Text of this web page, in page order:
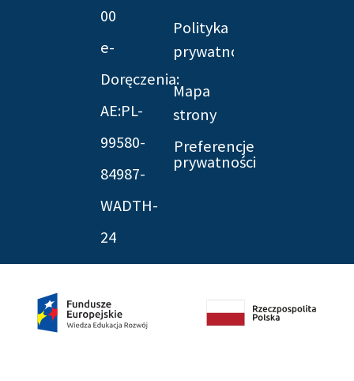
00
e-
Doręczenia:
AE:PL-
99580-
84987-
WADTH-
24
Polityka
prywatności
Mapa
strony
Preferencje
prywatności